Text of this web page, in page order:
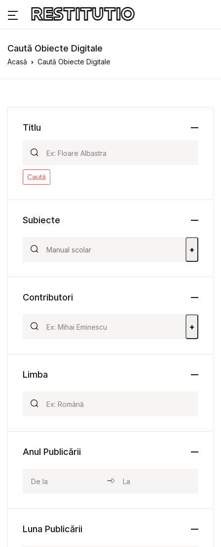
Caută Obiecte Digitale
Acasă Caută Obiecte Digitale
Titlu
Caută
Subiecte
+
Contributori
+
Limba
Anul Publicării
Luna Publicării